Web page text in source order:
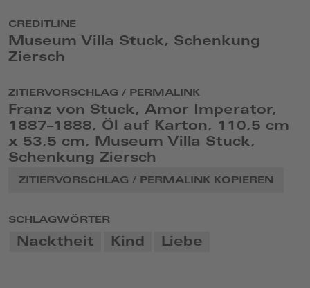
CREDITLINE
Museum Villa Stuck, Schenkung
Ziersch
ZITIERVORSCHLAG / PERMALINK
Franz von Stuck, Amor Imperator,
1887–1888, Öl auf Karton, 110,5 cm
x 53,5 cm, Museum Villa Stuck,
Schenkung Ziersch
ZITIERVORSCHLAG / PERMALINK KOPIEREN
SCHLAGWÖRTER
Nacktheit Kind Liebe